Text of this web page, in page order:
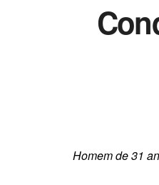
Homem de 31